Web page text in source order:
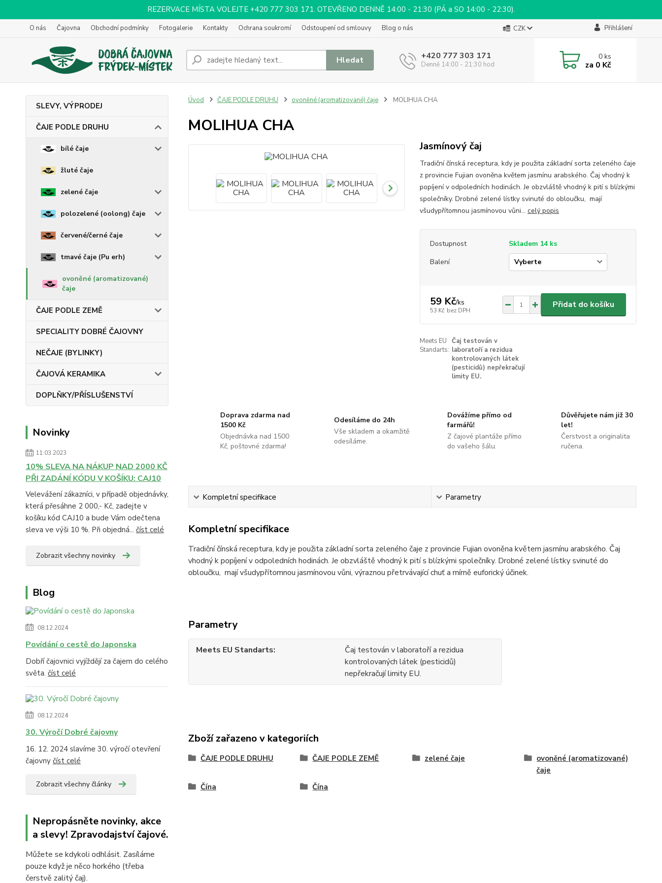
REZERVACE MÍSTA VOLEJTE +420 777 303 171. OTEVŘENO DENNĚ 14:00 - 21:30 (PÁ a SO 14:00 - 22:30).
O nás Čajovna Obchodní podmínky Fotogalerie Kontakty Ochrana soukromí Odstoupení od smlouvy Blog o nás CZK Přihlášení
Hledat +420 777 303 171
Denně 14:00 - 21:30 hod
0ks
za 0 Kč
SLEVY, VÝPRODEJ
ČAJE PODLE DRUHU
bílé čaje
žluté čaje
zelené čaje
polozelené (oolong) čaje
červené/černé čaje
tmavé čaje (Pu erh)
ovoněné (aromatizované)
čaje
ČAJE PODLE ZEMĚ
SPECIALITY DOBRÉ ČAJOVNY
NEČAJE (BYLINKY)
ČAJOVÁ KERAMIKA
DOPLŇKY/PŘÍSLUŠENSTVÍ
Novinky
11.03.2023
10% SLEVA NA NÁKUP NAD 2000 KČ
PŘI ZADÁNÍ KÓDU V KOŠÍKU: CAJ10
Velevážení zákazníci, v případě objednávky,
která přesáhne 2 000,- Kč, zadejte v
košíku kód CAJ10 a bude Vám odečtena
sleva ve výši 10 %. Při objedná... číst celé
Zobrazit všechny novinky
Blog
08.12.2024
Povídání o cestě do Japonska
Dobří čajovnici vyjíždějí za čajem do celého
světa. číst celé
08.12.2024
30. Výročí Dobré čajovny
16. 12. 2024 slavíme 30. výročí otevření
čajovny číst celé
Zobrazit všechny články
Nepropásněte novinky, akce
a slevy! Zpravodajství čajové.
Můžete se kdykoli odhlásit. Zasíláme
pouze když je něco horkého (třeba
čerstvě zalitý čaj).
Úvod ČAJE PODLE DRUHU ovoněné (aromatizované) čaje MOLIHUA CHA
MOLIHUA CHA
Jasmínový čaj
Tradiční čínská receptura, kdy je použita základní sorta zeleného čaje
z provincie Fujian ovoněna květem jasmínu arabského. Čaj vhodný k
popíjení v odpoledních hodinách. Je obzvláště vhodný k pití s ​​blízkými
společníky. Drobné zelené lístky svinuté do obloučku, mají
všudypřítomnou jasmínovou vůni... celý popis
Dostupnost
Skladem 14 ks
Balení
59 Kč/ks
53 Kč bez DPH
Přidat do košíku
Meets EU
Standarts:
Čaj testován v
laboratoří a rezidua
kontrolovaných látek
(pesticidů) nepřekračují
limity EU.
Doprava zdarma nad
1500 Kč
Objednávka nad 1500
Kč, poštovné zdarma!
Odesíláme do 24h
Vše skladem a okamžitě
odesíláme.
Dovážíme přímo od
farmářů!
Z čajové plantáže přímo
do vašeho šálu.
Důvěřujete nám již 30
let!
Čerstvost a originalita
ručena.
Kompletní specifikace Parametry
Kompletní specifikace
Tradiční čínská receptura, kdy je použita základní sorta zeleného čaje z provincie Fujian ovoněna květem jasmínu arabského. Čaj
vhodný k popíjení v odpoledních hodinách. Je obzvláště vhodný k pití s ​​blízkými společníky. Drobné zelené lístky svinuté do
obloučku, mají všudypřítomnou jasmínovou vůni, výraznou přetrvávající chuť a mírně euforický účinek.
Parametry
Meets EU Standarts
Čaj testován v laboratoří a rezidua
kontrolovaných látek (pesticidů)
nepřekračují limity EU.
Zboží zařazeno v kategoriích
ČAJE PODLE DRUHU ČAJE PODLE ZEMĚ zelené čaje
ovoněné (aromatizované)
čaje
Čína
Čína